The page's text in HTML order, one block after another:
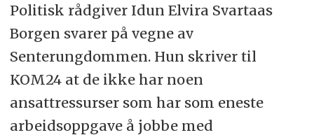
Politisk rådgiver Idun Elvira Svartaas
Borgen svarer på vegne av
Senterungdommen. Hun skriver til
KOM24 at de ikke har noen
ansattressurser som har som eneste
arbeidsoppgave å jobbe med